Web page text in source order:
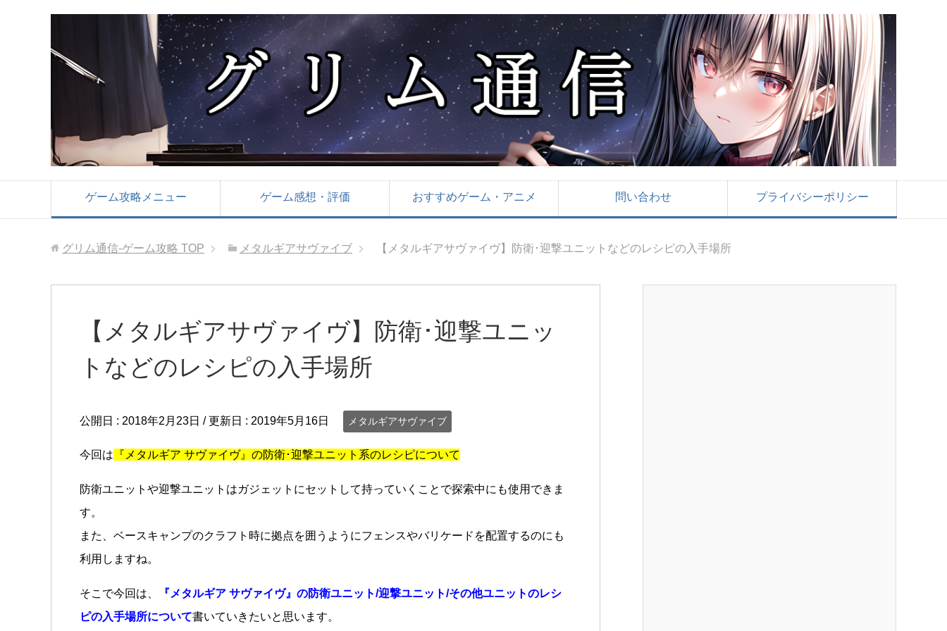
ゲーム攻略メニュー ゲーム感想・評価 おすすめゲーム・アニメ 問い合わせ プライバシーポリシー
グリム通信-ゲーム攻略 TOP メタルギアサヴァイブ 【メタルギアサヴァイヴ】防衛･迎撃ユニットなどのレシピの入手場所
【メタルギアサヴァイヴ】防衛･迎撃ユニッ
トなどのレシピの入手場所
公開日 : 2018年2月23日 / 更新日 : 2019年5月16日 メタルギアサヴァイブ
今回は 『メタルギア サヴァイヴ』の防衛･迎撃ユニット系のレシピについて
防衛ユニットや迎撃ユニットはガジェットにセットして持っていくことで探索中にも使用できま
す。
また、ベースキャンプのクラフト時に拠点を囲うようにフェンスやバリケードを配置するのにも
利用しますね。
そこで今回は、
『メタルギア サヴァイヴ』の防衛ユニット/迎撃ユニット/その他ユニットのレシ
ピの入手場所について書いていきたいと思います。